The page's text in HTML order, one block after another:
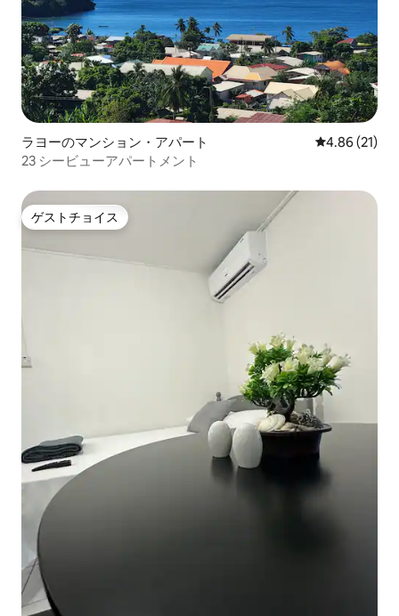
ラヨーのマンション・アパート レビュー21
4.86 (21)
23 シービューアパートメント
ゲストチョイス
ゲストチョイス